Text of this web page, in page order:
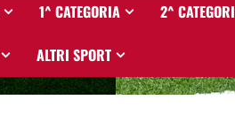
1^ CATEGORIA 2^
ALTRI SPORT